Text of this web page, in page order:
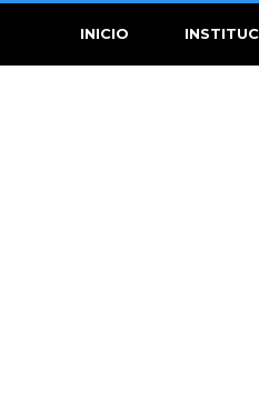
INICIO